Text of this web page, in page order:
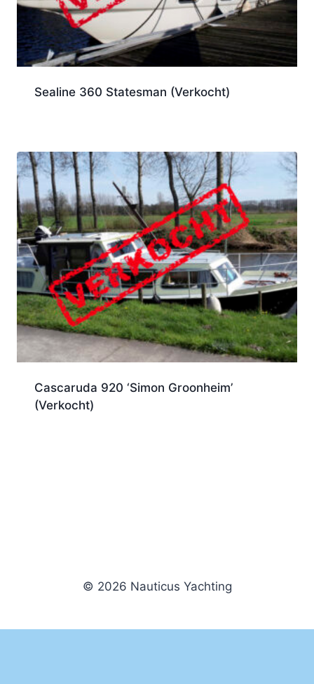
Sealine 360 Statesman (Verkocht)
Cascaruda 920 ‘Simon Groonheim’
(Verkocht)
© 2026 Nauticus Yachting